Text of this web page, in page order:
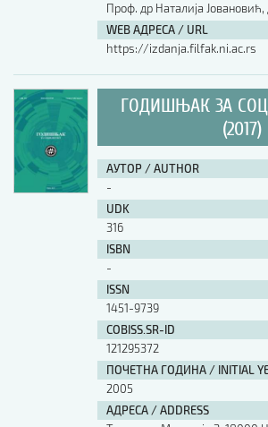
Проф. др Наталија Јовановић,
WEB АДРЕСА / URL
https://izdanja.filfak.ni.ac.rs
ГОДИШЊАК ЗА
(2017)
АУТОР / AUTHOR
-
UDK
316
ISBN
-
ISSN
1451-9739
COBISS.SR-ID
121295372
ПОЧЕТНА ГОДИНА / INITIAL
2005
АДРЕСА / ADDRESS